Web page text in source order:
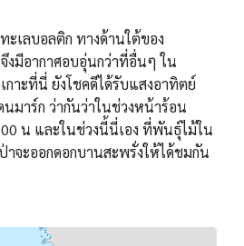
ะเลบอลติก ทางด้านใต้ของ
งมีอากาศอบอุ่นกว่าที่อื่นๆ ใน
กาะที่นี่ ยังโชคดีได้รับแสงอาทิตย์
มาร์ก ว่ากันว่าในช่วงหน้าร้อน
น และในช่วงนี้นี่เอง ที่พันธุ์ไม้ใน
าจะออกดอกบานสะพรั่งให้ได้ชมกัน